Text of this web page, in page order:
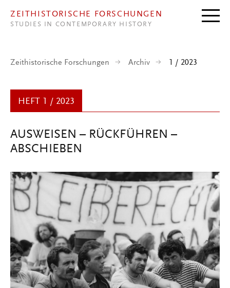
ZEITHISTORISCHE FORSCHUNGEN
STUDIES IN CONTEMPORARY HISTORY
Zeithistorische Forschungen Archiv 1 / 2023
HEFT 1 / 2023
AUSWEISEN – RÜCKFÜHREN –
ABSCHIEBEN